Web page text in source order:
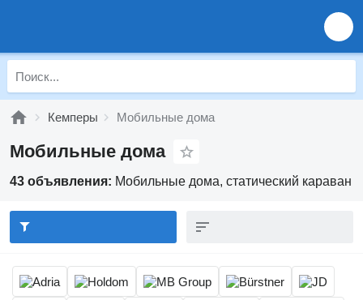
Кемперы Мобильные дома
Мобильные дома
43 объявления: Мобильные дома, статический караван